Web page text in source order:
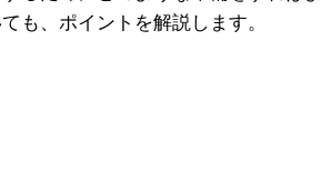
も、ポイントを解説します。